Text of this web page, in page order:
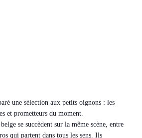
une sélection aux petits oignons : les
et prometteurs du moment.
se succèdent sur la même scène, entre
qui partent dans tous les sens. Ils